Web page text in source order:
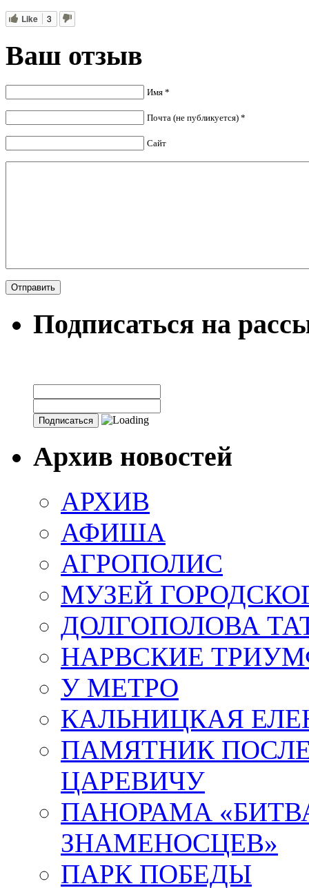
Like 3
Ваш отзыв
Имя *
Почта (не публикуется) *
Сайт
Подписаться на
Архив новостей
АРХИВ
АФИША
АГРОПОЛИС
МУЗЕЙ
ДОЛГОПОЛОВА
НАРВСКИЕ
У МЕТРО
КАЛЬНИЦКАЯ
ПАМЯТНИК
ЦАРЕВИЧУ
ПАНОРАМА
ЗНАМЕНОСЦЕВ»
ПАРК ПОБЕДЫ